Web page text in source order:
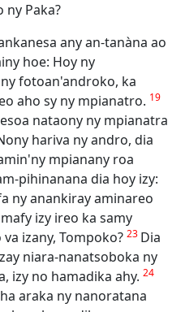
Paka?
any an-tanàna ao
hoe: Hoy ny
fotoan'androko, ka
aho sy ny mpianatro. 19
nataony ny mpianatra
hariva ny andro, dia
mpianany roa
pihinanana dia hoy izy:
ny anankiray aminareo
izy ireo ka samy
izany, Tompoko? 23 Dia
niara-nanatsoboka ny
izy no hamadika ahy. 24
araka ny nanoratana